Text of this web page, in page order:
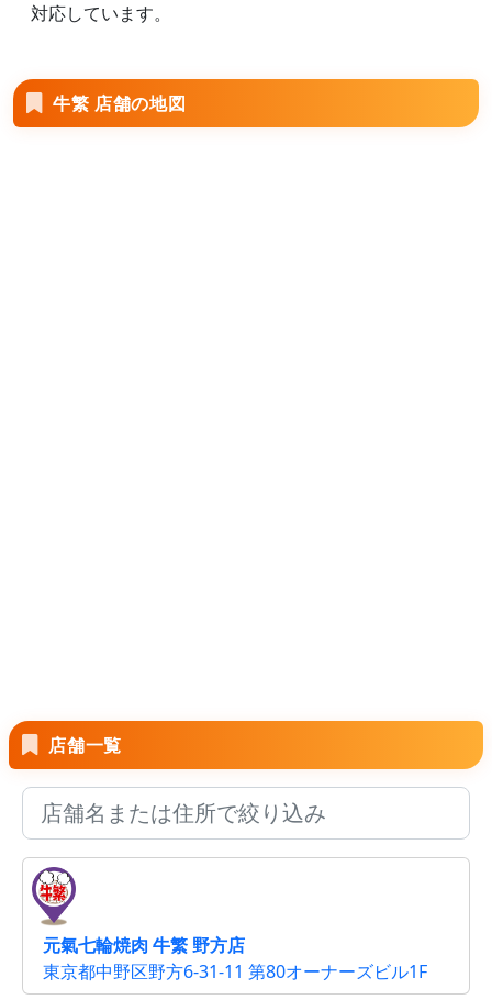
対応しています。
牛繁 店舗の地図
店舗一覧
元氣七輪焼肉 牛繁 野方店
東京都中野区野方6-31-11 第80オーナーズビル1F